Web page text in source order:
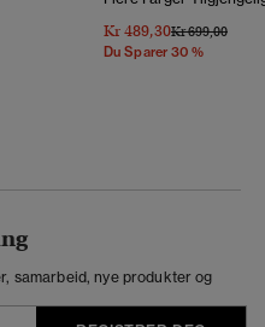
Kr 489,30Pris Nedsatt
Kr 699,00Til
Du Sparer 30 %
samarbeid, nye produkter og